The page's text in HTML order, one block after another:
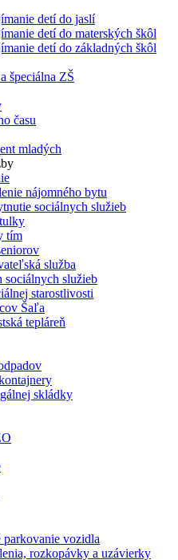
detí do jaslí
detí do materských škôl
detí do základných škôl
špeciálna ZŠ
času
mladých
nájomného bytu
sociálnych služieb
tím
služba
služieb
starostlivosti
Šaľa
tepláreň
skládky
vozidla
rozkopávky a uzávierky